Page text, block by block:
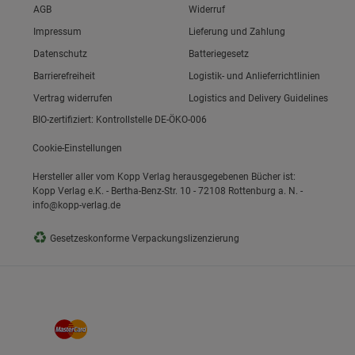
Link zum/zur
AGB
Link zum/zur
Impressum
Link zum/zur
Datenschutz
Link zum/zur
Barrierefreiheit
Vertrag widerrufen
Widerruf
Lieferung und Zahlung
Batteriegesetz
Logistik- und Anlieferrichtlinien
Logistics and Delivery Guidelines
BIO-zertifiziert: Kontrollstelle DE-ÖKO-006
Cookie-Einstellungen
Hersteller aller vom Kopp Verlag herausgegebenen Bücher ist:
Kopp Verlag e.K. - Bertha-Benz-Str. 10 - 72108 Rottenburg a. N. -
info@kopp-verlag.de
♻ Gesetzeskonforme Verpackungslizenzierung
Gruppe